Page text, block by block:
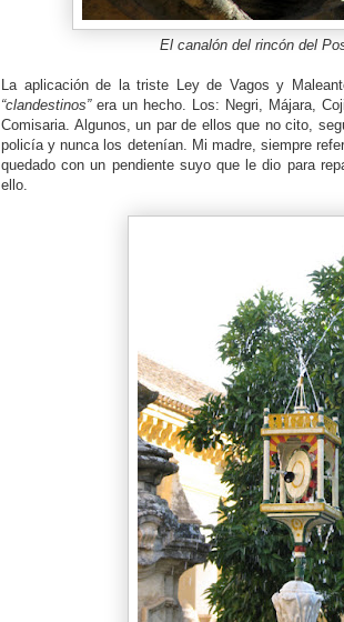
El canalón del rincón del
La aplicación de la triste Ley de Vagos y
“clandestinos”era un hecho. Los: Negri, Májara,
Comisaria. Algunos, un par de ellos que no cito,
policía y nunca los detenían. Mi madre, siempre
quedado con un pendiente suyo que le dio para
ello.